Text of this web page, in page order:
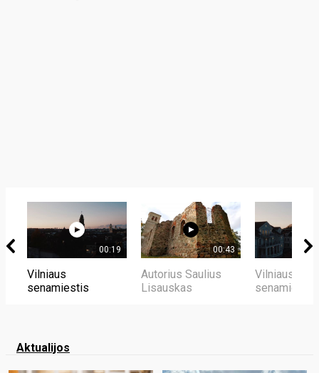
00:19
Vilniaus
senamiestis
00:43
Autorius Saulius
Lisauskas
Vilniaus
senamiestis
Aktualijos